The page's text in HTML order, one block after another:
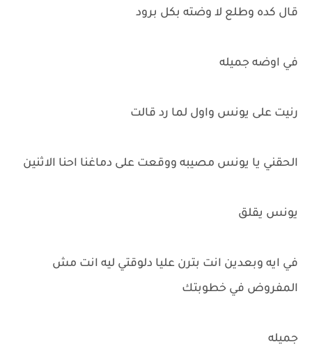
قال كده وطلع لا وضته بكل برود
في اوضه جميله
رنيت على يونس واول لما رد قالت
الحقني يا يونس مصيبه ووقعت على دماغنا احنا الاثنين
يونس يقلق
في ايه وبعدين انت بترن عليا دلوقتي ليه انت مش
المفروض في خطوبتك
جميله